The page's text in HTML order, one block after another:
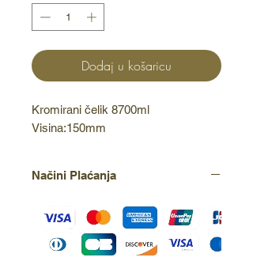
Dodaj u košaricu
Kromirani čelik 8700ml
Visina:150mm
Načini Plaćanja